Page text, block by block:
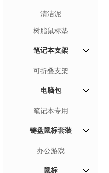
清洁泥
树脂鼠标垫
笔记本支架
可折叠支架
电脑包
笔记本专用
键盘鼠标套装
办公游戏
鼠标